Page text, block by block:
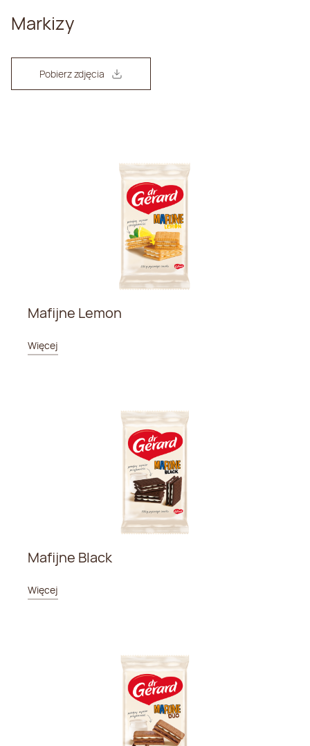
Markizy
Pobierz zdjęcia
Mafijne Lemon
Więcej
Mafijne Black
Więcej